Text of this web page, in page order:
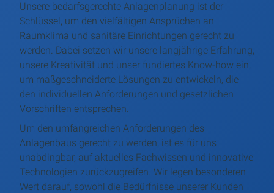
Unsere bedarfsgerechte Anlagenplanung ist der
Schlüssel, um den vielfältigen Ansprüchen an
Raumklima und sanitäre Einrichtungen gerecht zu
werden. Dabei setzen wir unsere langjährige Erfahrung,
unsere Kreativität und unser fundiertes Know-how ein,
um maßgeschneiderte Lösungen zu entwickeln, die
den individuellen Anforderungen und gesetzlichen
Vorschriften entsprechen.
Um den umfangreichen Anforderungen des
Anlagenbaus gerecht zu werden, ist es für uns
unabdingbar, auf aktuelles Fachwissen und innovative
Technologien zurückzugreifen. Wir legen besonderen
Wert darauf, sowohl die Bedürfnisse unserer Kunden